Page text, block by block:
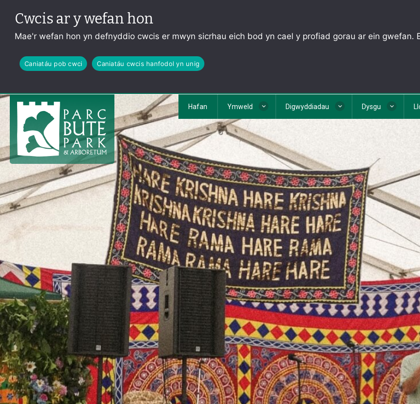
Cwcis ar y wefan hon
Mae'r wefan hon yn defnyddio cwcis er mwyn sicrhau eich bod yn cael y profiad gorau ar ein gwefan.
Caniatáu pob cwci Caniatáu cwcis hanfodol yn unig
Hafan Ymweld Digwyddiadau Dysgu